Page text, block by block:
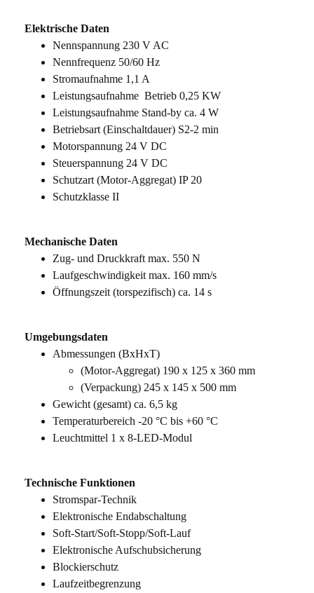
Elektrische Daten
Nennspannung 230 V AC
Nennfrequenz 50/60 Hz
Stromaufnahme 1,1 A
Leistungsaufnahme Betrieb 0,25 KW
Leistungsaufnahme Stand-by ca. 4 W
Betriebsart (Einschaltdauer) S2-2 min
Motorspannung 24 V DC
Steuerspannung 24 V DC
Schutzart (Motor-Aggregat) IP 20
Schutzklasse II
Mechanische Daten
Zug- und Druckkraft max. 550 N
Laufgeschwindigkeit max. 160 mm/s
Öffnungszeit (torspezifisch) ca. 14 s
Umgebungsdaten
Abmessungen (BxHxT)
(Motor-Aggregat) 190 x 125 x 360 mm
(Verpackung) 245 x 145 x 500 mm
Gewicht (gesamt) ca. 6,5 kg
Temperaturbereich -20 °C bis +60 °C
Leuchtmittel 1 x 8-LED-Modul
Technische Funktionen
Stromspar-Technik
Elektronische Endabschaltung
Soft-Start/Soft-Stopp/Soft-Lauf
Elektronische Aufschubsicherung
Blockierschutz
Laufzeitbegrenzung